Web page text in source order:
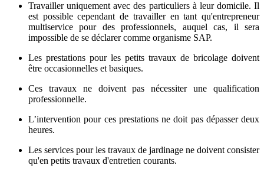
Travailler uniquement avec des particuliers à leur domicile. Il
est possible cependant de travailler en tant qu'entrepreneur
multiservice pour des professionnels, auquel cas, il sera
impossible de se déclarer comme organisme SAP.
Les prestations pour les petits travaux de bricolage doivent
être occasionnelles et basiques.
Ces travaux ne doivent pas nécessiter une qualification
professionnelle.
L’intervention pour ces prestations ne doit pas dépasser deux
heures.
Les services pour les travaux de jardinage ne doivent consister
qu'en petits travaux d'entretien courants.